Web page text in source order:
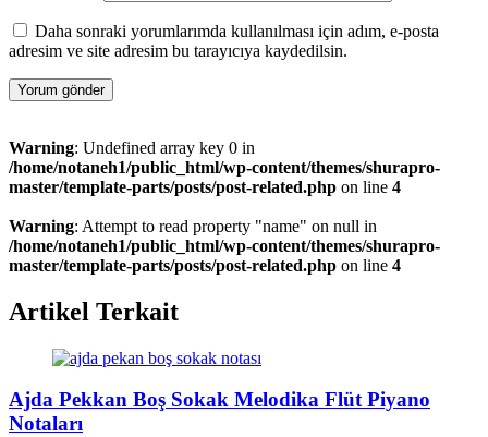
Daha sonraki yorumlarımda kullanılması için adım, e-posta
adresim ve site adresim bu tarayıcıya kaydedilsin.
Warning: Undefined array key 0 in
/home/notaneh1/public_html/wp-content/themes/shurapro-
master/template-parts/posts/post-related.php on line 4
Warning: Attempt to read property "name" on null in
/home/notaneh1/public_html/wp-content/themes/shurapro-
master/template-parts/posts/post-related.php on line 4
Artikel Terkait
Ajda Pekkan Boş Sokak Melodika Flüt Piyano
Notaları